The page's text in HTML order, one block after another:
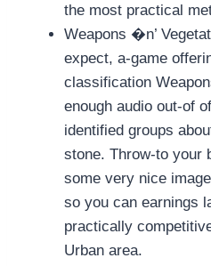
the most practical
Weapons �n’
expect, a-game
classification
enough audio out-of
identified groups
stone. Throw-to your
some very nice
so you can earnings
practically
Urban area.